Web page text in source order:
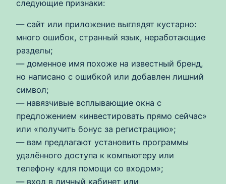
следующие признаки:
— сайт или приложение выглядят кустарно:
много ошибок, странный язык, неработающие
разделы;
— доменное имя похоже на известный бренд,
но написано с ошибкой или добавлен лишний
символ;
— навязчивые всплывающие окна с
предложением «инвестировать прямо сейчас»
или «получить бонус за регистрацию»;
— вам предлагают установить программы
удалённого доступа к компьютеру или
телефону «для помощи со входом»;
— вход в личный кабинет или